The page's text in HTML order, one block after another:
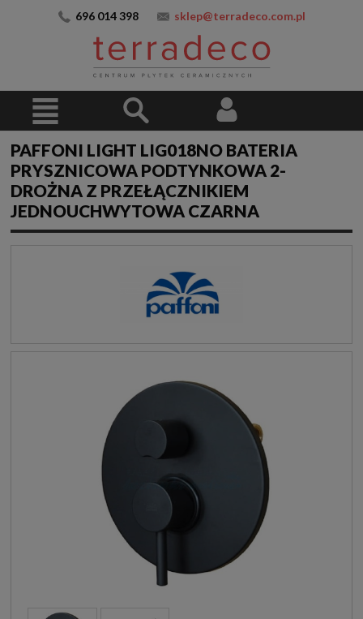
696 014 398 sklep@terradeco.com.pl
PAFFONI LIGHT LIG018NO BATERIA
PRYSZNICOWA PODTYNKOWA 2-
DROŻNA Z PRZEŁĄCZNIKIEM
JEDNOUCHWYTOWA CZARNA